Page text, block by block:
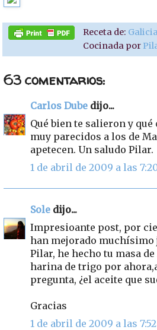
Receta de:
Cocinada por
63 comentarios:
Carlos Dube dijo...
Qué bien te salieron y
muy parecidos a los de
apetecen. Un saludo Pilar.
1 de abril de 2009 a las
Sole dijo...
Impresioante post, por
han mejorado muchísimo
Pilar, he hecho tu masa
harina de trigo por
pregunta, ¿el aceite que
Gracias
1 de abril de 2009 a las 7:52